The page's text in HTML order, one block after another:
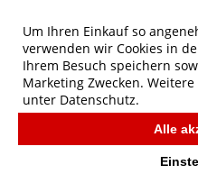
Gildan Softstyle
Um Ihren Einkauf so
verwenden wir Cookies in
Ihrem Besuch speichern
Marketing Zwecken.
unter Datenschutz.
Alle